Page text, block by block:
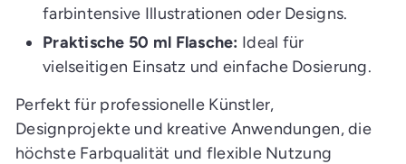
farbintensive Illustrationen oder Designs.
Praktische 50 ml Flasche: Ideal für
vielseitigen Einsatz und einfache Dosierung.
Perfekt für professionelle Künstler,
Designprojekte und kreative Anwendungen, die
höchste Farbqualität und flexible Nutzung